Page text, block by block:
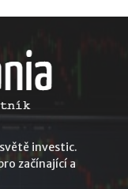
investic.
začínající a